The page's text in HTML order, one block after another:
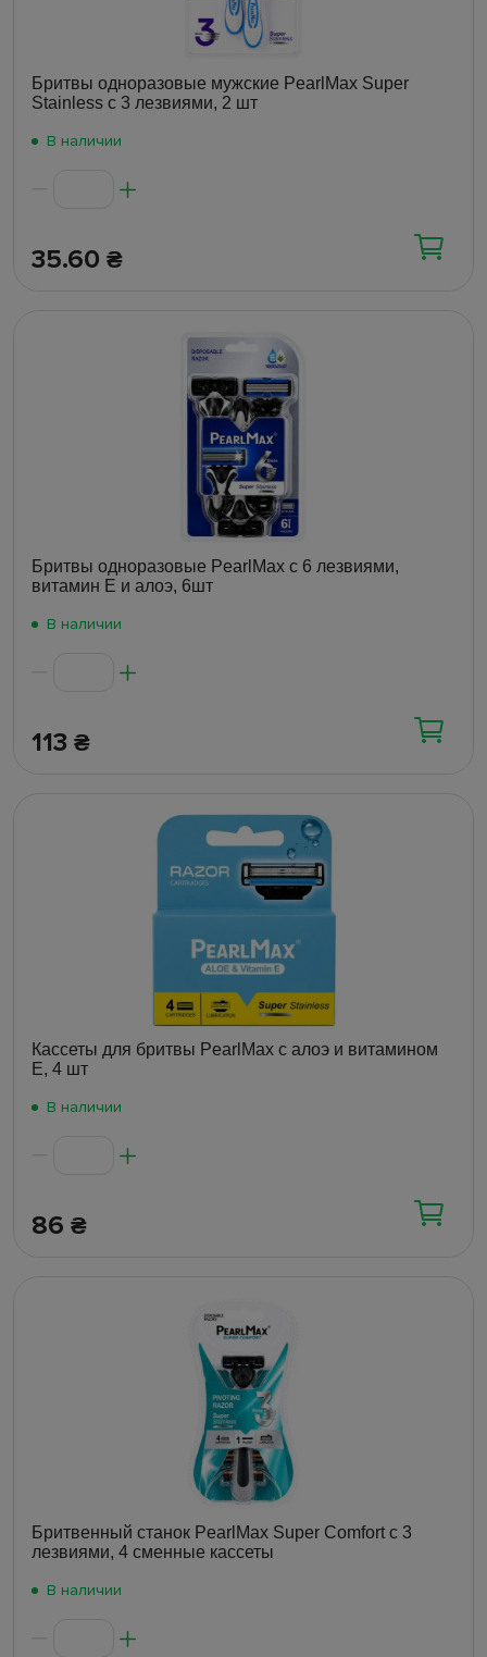
Бритвы одноразовые мужские PearlMax Super
Stainless с 3 лезвиями, 2 шт
В наличии
35.60 ₴
Бритвы одноразовые PearlMax с 6 лезвиями,
витамин E и алоэ, 6шт
В наличии
113 ₴
Кассеты для бритвы PearlMax с алоэ и витамином
E, 4 шт
В наличии
86 ₴
Бритвенный станок PearlMax Super Comfort с 3
лезвиями, 4 сменные кассеты
В наличии